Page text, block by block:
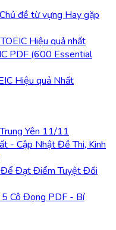
đề từ vựng Hay gặp
Hiệu quả nhất
PDF (600 Essential
Hiệu quả Nhất
Yên 11/11
- Cập Nhật Đề Thi, Kinh
Để Đạt Điểm Tuyệt Đối
5 Cô Đọng PDF - Bí